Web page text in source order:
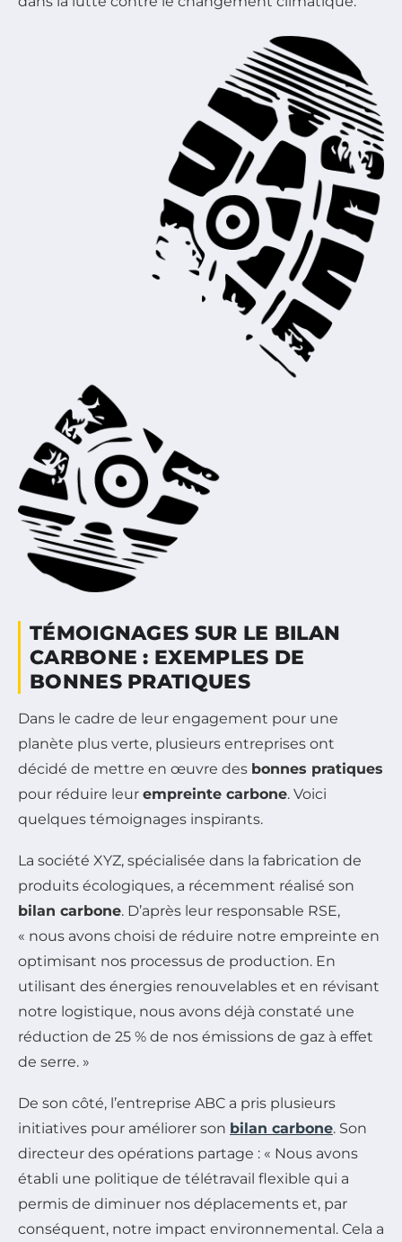
TÉMOIGNAGES SUR LE BILAN
CARBONE : EXEMPLES DE
BONNES PRATIQUES
Dans le cadre de leur engagement pour une
planète plus verte, plusieurs entreprises ont
décidé de mettre en œuvre des bonnes pratiques
pour réduire leur empreinte carbone. Voici
quelques témoignages inspirants.
La société XYZ, spécialisée dans la fabrication de
produits écologiques, a récemment réalisé son
bilan carbone. D’après leur responsable RSE,
« nous avons choisi de réduire notre empreinte en
optimisant nos processus de production. En
utilisant des énergies renouvelables et en révisant
notre logistique, nous avons déjà constaté une
réduction de 25 % de nos émissions de gaz à effet
de serre. »
De son côté, l’entreprise ABC a pris plusieurs
initiatives pour améliorer son bilan carbone. Son
directeur des opérations partage : « Nous avons
établi une politique de télétravail flexible qui a
permis de diminuer nos déplacements et, par
conséquent, notre impact environnemental. Cela a